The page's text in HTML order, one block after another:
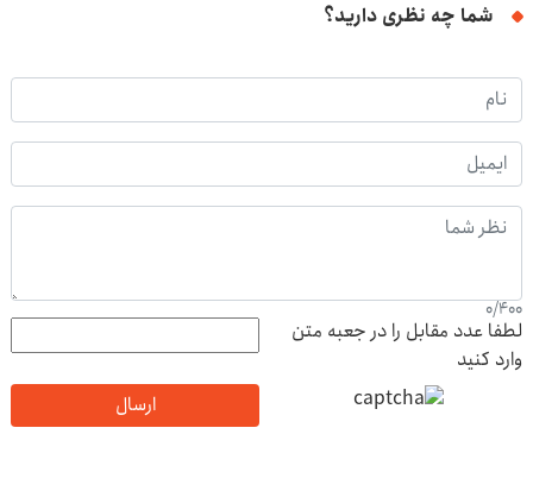
شما چه نظری دارید؟
0/400
لطفا عدد مقابل را در جعبه متن
وارد کنید
ارسال